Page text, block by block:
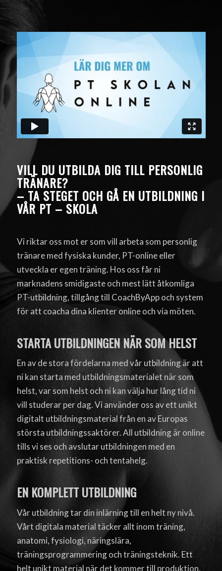
VILL DU UTBILDA DIG TILL PERSONLIG
TRÄNARE?
– TA STEGET OCH GÅ EN UTBILDNING I
VÅR PT – SKOLA
Vi riktar oss mot er som vill arbeta som personlig
tränare med fysiska kunder, PT-online eller
utveckla er egen träning. Hos oss får ni
marknadens smidigaste och mest lätt åtkomliga
PT-utbildning, tillgång till CoachByApp och system
för att coacha dina klienter online och via möten.
STARTA UTBILDNINGEN NÄR SOM HELST
En av de stora fördelarna med vår utbildning är att
ni kan starta med utbildningsmaterialet när som
helst, var som helst och ni kan välja hur lång tid ni
vill studerar per dag. Vi använder oss av ett unikt
digitalt utbildningsmaterial från en av Europas
största utbildningssaktörer. All utbildning är online
tills vi ses och avslutar utbildningen med en
praktisk repetitions- och tentahelg.
EN KOMPLETT UTBILDNING
Vår utbildning tar din inlärning till en helt ny nivå.
Vårt digitala material täcker allt inom träning,
anatomi, fysiologi, näringslära,
träningsprogrammering och träningsteknik. Ett
helt unikt material när det kommer till produktion,